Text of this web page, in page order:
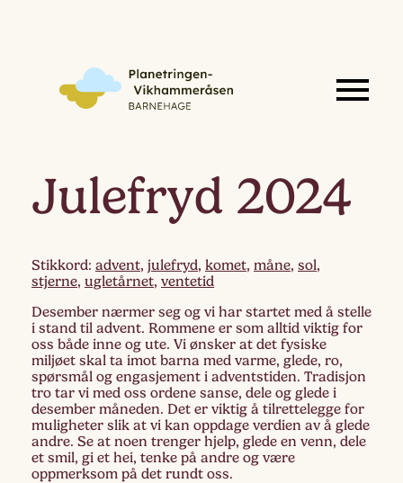
Julefryd 2024
Stikkord: advent, julefryd, komet, måne, sol,
stjerne, ugletårnet, ventetid
Desember nærmer seg og vi har startet med å stelle
i stand til advent. Rommene er som alltid viktig for
oss både inne og ute. Vi ønsker at det fysiske
miljøet skal ta imot barna med varme, glede, ro,
spørsmål og engasjement i adventstiden. Tradisjon
tro tar vi med oss ordene sanse, dele og glede i
desember måneden. Det er viktig å tilrettelegge for
muligheter slik at vi kan oppdage verdien av å glede
andre. Se at noen trenger hjelp, glede en venn, dele
et smil, gi et hei, tenke på andre og være
oppmerksom på det rundt oss.